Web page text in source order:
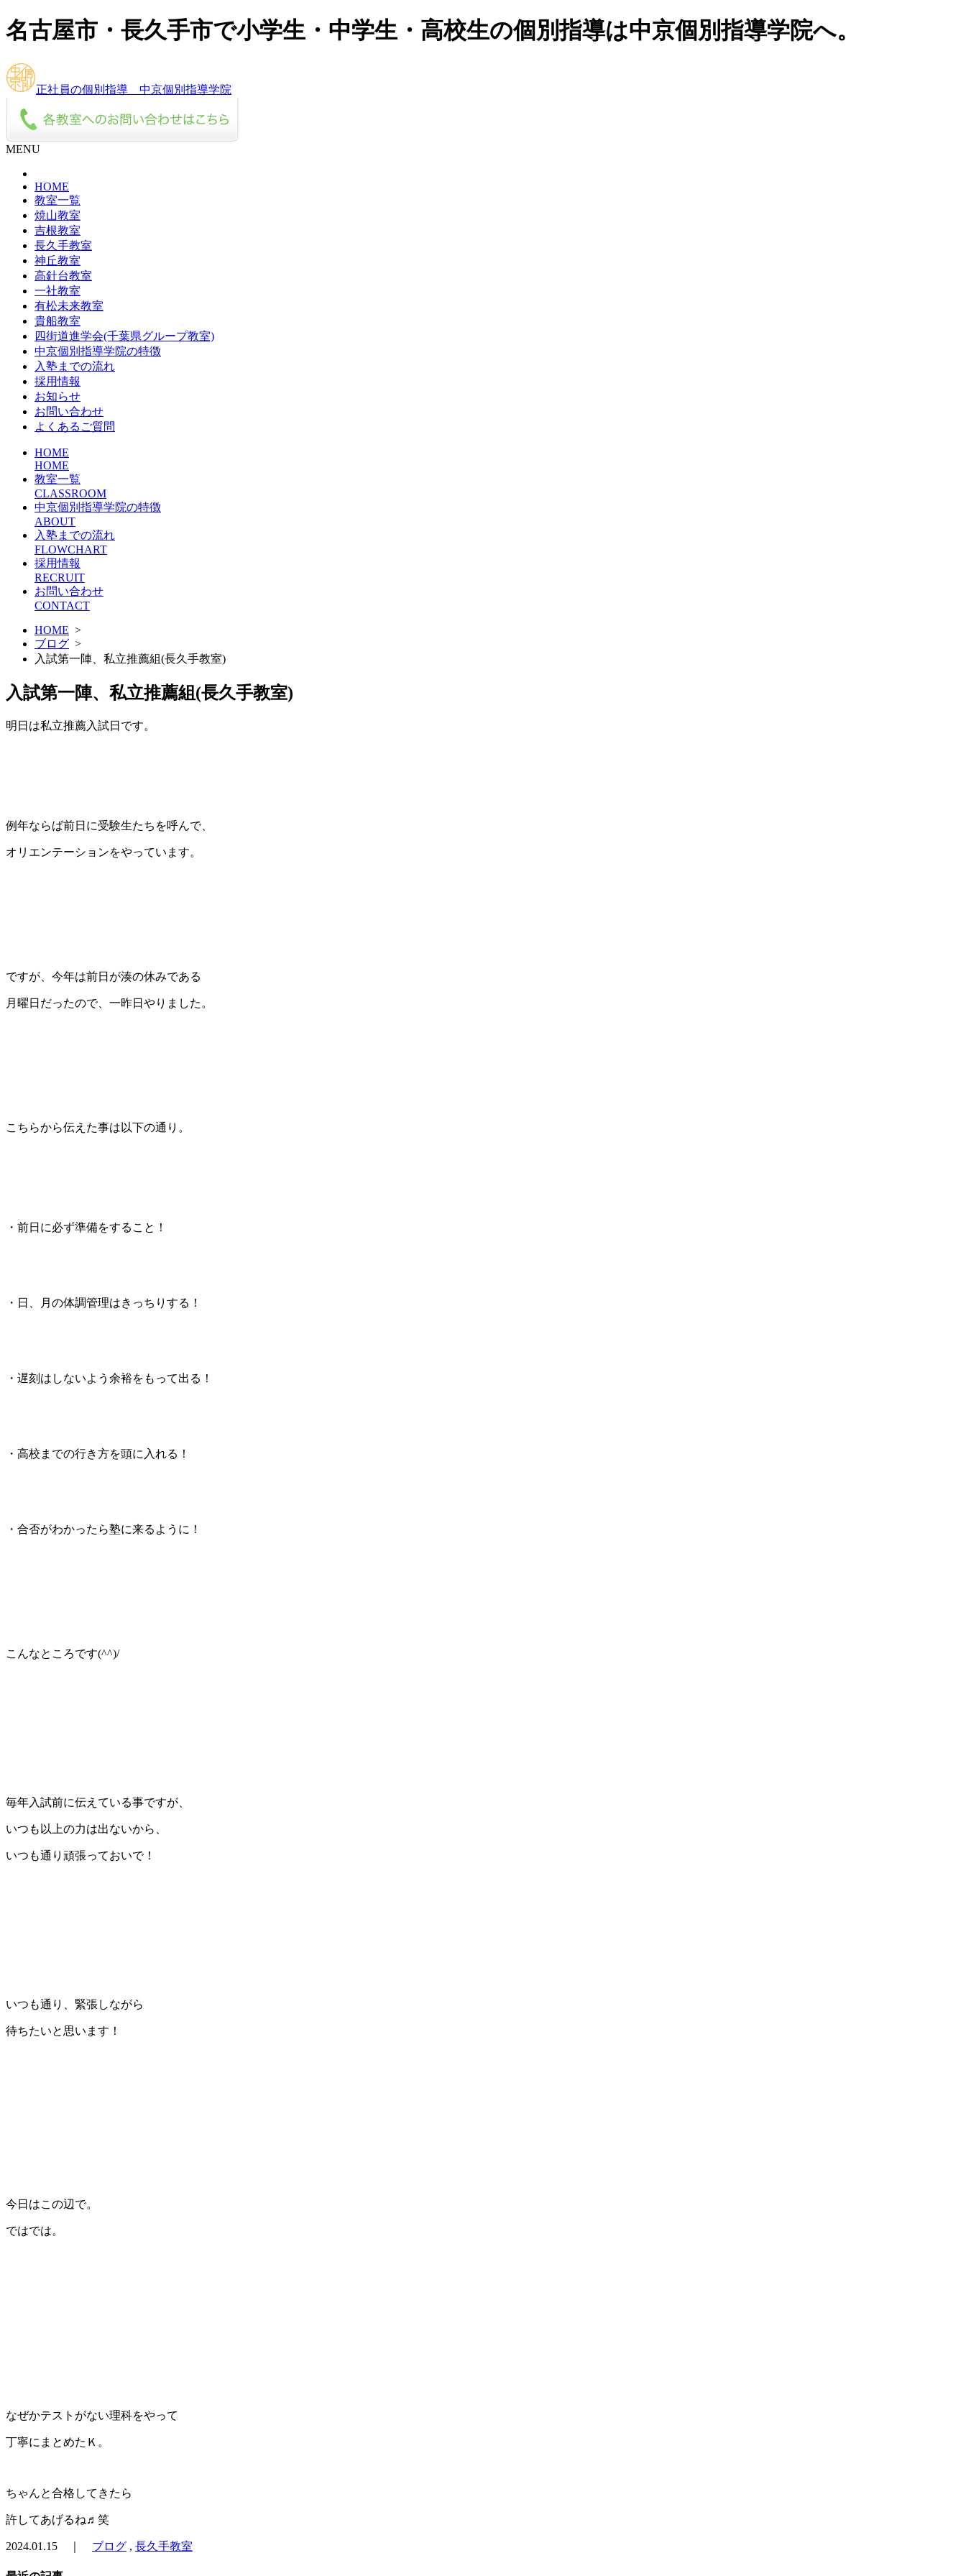
名古屋市・長久手市で小学生・中学生・高校生の個別指導は中京個別指導学院へ。
正社員の個別指導 中京個別指導学院
MENU
HOME
教室一覧
焼山教室
吉根教室
長久手教室
神丘教室
高針台教室
一社教室
有松未来教室
貴船教室
四街道進学会(千葉県グループ教室)
中京個別指導学院の特徴
入塾までの流れ
採用情報
お知らせ
お問い合わせ
よくあるご質問
HOME
HOME
教室一覧
CLASSROOM
中京個別指導学院の特徴
ABOUT
入塾までの流れ
FLOWCHART
採用情報
RECRUIT
お問い合わせ
CONTACT
HOME >
ブログ >
入試第一陣、私立推薦組(長久手教室)
入試第一陣、私立推薦組(長久手教室)
明日は私立推薦入試日です。
例年ならば前日に受験生たちを呼んで、
オリエンテーションをやっています。
ですが、今年は前日が湊の休みである
月曜日だったので、一昨日やりました。
こちらから伝えた事は以下の通り。
・前日に必ず準備をすること！
・日、月の体調管理はきっちりする！
・遅刻はしないよう余裕をもって出る！
・高校までの行き方を頭に入れる！
・合否がわかったら塾に来るように！
こんなところです(^^)/
毎年入試前に伝えている事ですが、
いつも以上の力は出ないから、
いつも通り頑張っておいで！
いつも通り、緊張しながら
待ちたいと思います！
今日はこの辺で。
ではでは。
なぜかテストがない理科をやって
丁寧にまとめたＫ。
ちゃんと合格してきたら
許してあげるね♬笑
2024.01.15 ｜ ブログ , 長久手教室